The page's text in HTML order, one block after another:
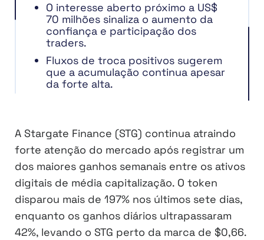
O interesse aberto próximo a US$
70 milhões sinaliza o aumento da
confiança e participação dos
traders.
Fluxos de troca positivos sugerem
que a acumulação continua apesar
da forte alta.
A Stargate Finance (STG) continua atraindo
forte atenção do mercado após registrar um
dos maiores ganhos semanais entre os ativos
digitais de média capitalização. O token
disparou mais de 197% nos últimos sete dias,
enquanto os ganhos diários ultrapassaram
42%, levando o STG perto da marca de $0,66.